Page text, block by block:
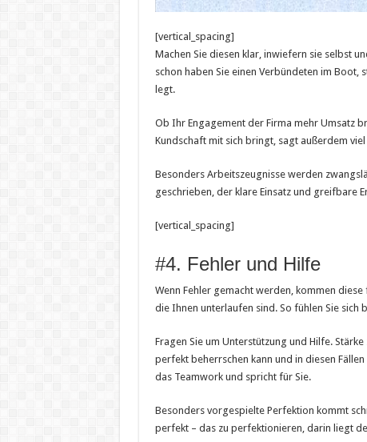
[vertical_spacing]
Machen Sie diesen klar, inwiefern sie selbst
schon haben Sie einen Verbündeten im Boot,
legt.
Ob Ihr Engagement der Firma mehr Umsatz
Kundschaft mit sich bringt, sagt außerdem
Besonders Arbeitszeugnisse werden
geschrieben, der klare Einsatz und greifbare
[vertical_spacing]
#4. Fehler und Hilfe
Wenn Fehler gemacht werden, kommen diese
die Ihnen unterlaufen sind. So fühlen Sie sich
Fragen Sie um Unterstützung und Hilfe.
perfekt beherrschen kann und in diesen
das Teamwork und spricht für Sie.
Besonders vorgespielte Perfektion kommt
perfekt – das zu perfektionieren, darin liegt